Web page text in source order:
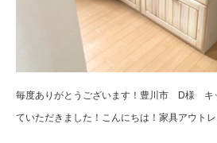
毎度ありがとうございます！豊川市 D様 キ
ていただきました！こんにちは！家具アウトレ...